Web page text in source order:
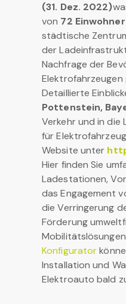
(31. Dez. 2022)
von 72
städtische
der
Nachfrage der
Detaillierte
Pottenstein,
Verkehr und in
für
Website unter
Hier finden Sie
Ladestationen,
das Engagement
die Verringerung
Förderung
Konfigurator
Installation und
Elektroauto bald